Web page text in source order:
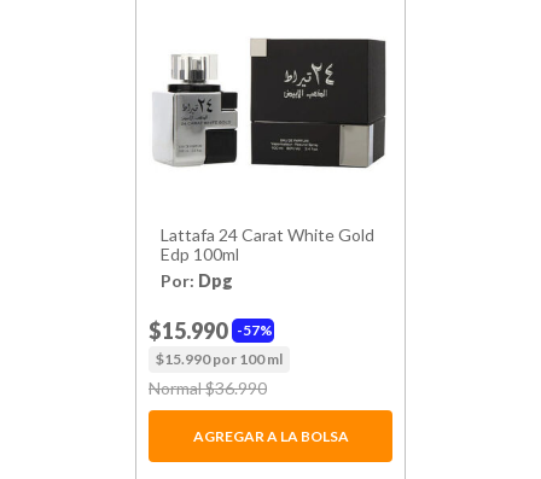
Lattafa 24 Carat White Gold
Edp 100ml
Por: Dpg
57%
$15.990
$15.990 por 100 ml
Price reduced from
Normal $36.990
AGREGAR A LA BOLSA